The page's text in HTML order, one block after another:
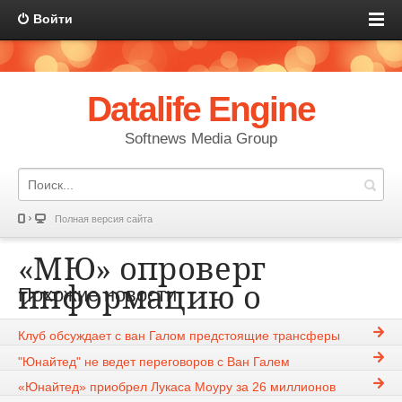
Войти
Datalife Engine
Softnews Media Group
Полная версия сайта
«МЮ» опроверг
информацию о
достижении
соглашения с ван
Галом
Похожие новости
Клуб обсуждает с ван Галом предстоящие трансферы
"Юнайтед" не ведет переговоров с Ван Галем
«Юнайтед» приобрел Лукаса Моуру за 26 миллионов